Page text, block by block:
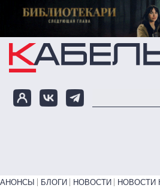
Перейти к основному содержанию
Primary links bottom
АНОНСЫ БЛОГИ НОВОСТИ НОВОСТИ